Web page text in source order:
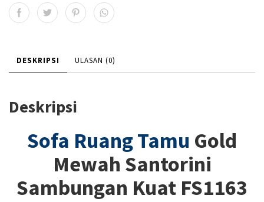
DESKRIPSI ULASAN (0)
Deskripsi
Sofa Ruang Tamu Gold
Mewah Santorini
Sambungan Kuat FS1163